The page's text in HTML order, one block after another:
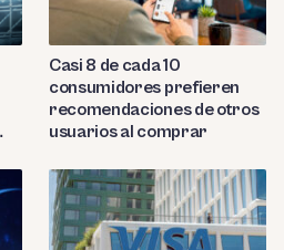
Casi 8 de cada 10
consumidores prefieren
recomendaciones de otros
usuarios al comprar